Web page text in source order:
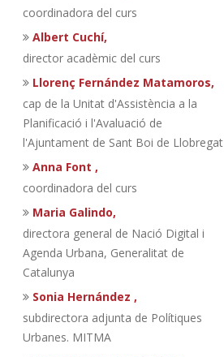
coordinadora del curs
Albert Cuchí,
director acadèmic del curs
Llorenç Fernández Matamoros,
cap de la Unitat d'Assistència a la
Planificació i l'Avaluació de
l'Ajuntament de Sant Boi de Llobregat
Anna Font ,
coordinadora del curs
Maria Galindo,
directora general de Nació Digital i
Agenda Urbana, Generalitat de
Catalunya
Sonia Hernández ,
subdirectora adjunta de Polítiques
Urbanes. MITMA